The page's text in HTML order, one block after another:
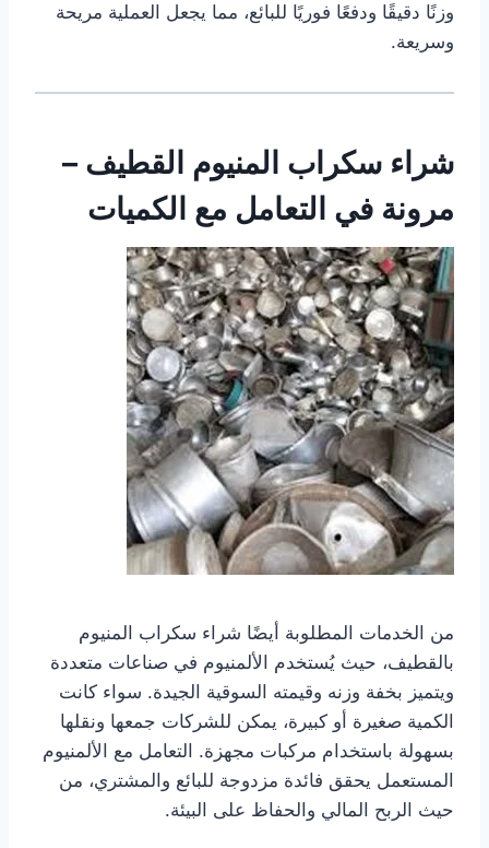
وزنًا دقيقًا ودفعًا فوريًا للبائع، مما يجعل العملية مريحة
وسريعة.
شراء سكراب المنيوم القطيف –
مرونة في التعامل مع الكميات
من الخدمات المطلوبة أيضًا شراء سكراب المنيوم
بالقطيف، حيث يُستخدم الألمنيوم في صناعات متعددة
ويتميز بخفة وزنه وقيمته السوقية الجيدة. سواء كانت
الكمية صغيرة أو كبيرة، يمكن للشركات جمعها ونقلها
بسهولة باستخدام مركبات مجهزة. التعامل مع الألمنيوم
المستعمل يحقق فائدة مزدوجة للبائع والمشتري، من
حيث الربح المالي والحفاظ على البيئة.